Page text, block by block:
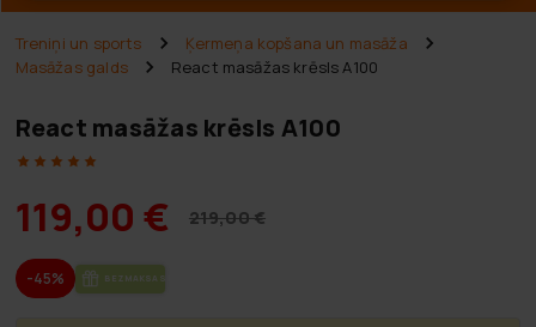
Treniņi un sports
Ķermeņa kopšana un masāža
Masāžas galds
React masāžas krēsls A100
React masāžas krēsls A100
119,00 € 219,00 €
-45% BEZ­MAK­SAS PIE­GĀ­DE